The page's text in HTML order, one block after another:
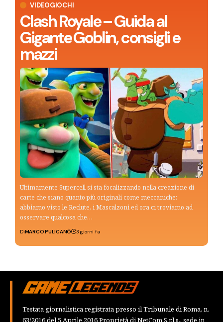
VIDEOGIOCHI
Clash Royale – Guida al
Gigante Goblin, consigli e
mazzi
Ultimamente Supercell si sta focalizzando nella creazione di
carte che siano quanto più originali come meccaniche:
abbiamo visto le Reclute, i Mascalzoni ed ora ci troviamo ad
osservare qualcosa che…
DiMARCO PULICANÒ 3 giorni fa
Testata giornalistica registrata presso il Tribunale di Roma, n.
63/2016 del 5 Aprile 2016 Proprietà di NetCom S.r.l.s., sede in